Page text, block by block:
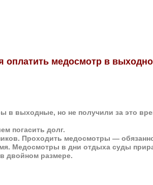
оплатить медосмотр в
в выходные, но не получили за это
погасить долг.
Проходить медосмотры —
Медосмотры в дни отдыха суды
двойном размере.